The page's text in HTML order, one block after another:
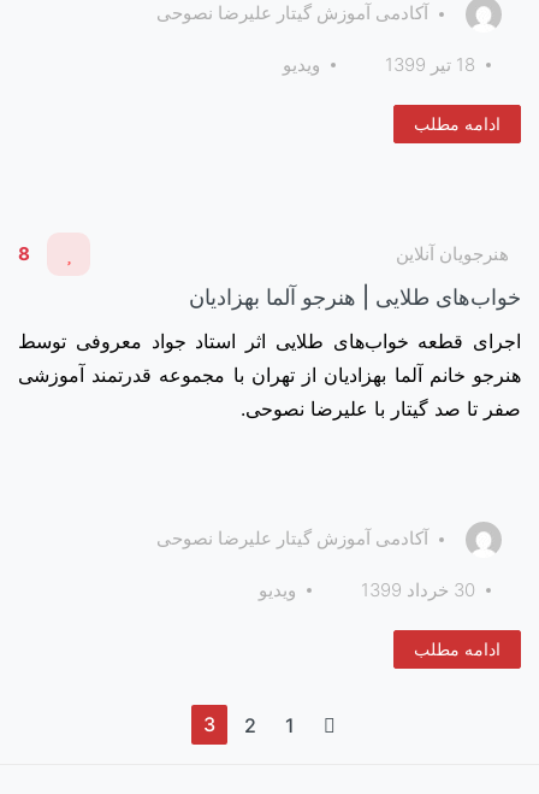
آکادمی آموزش گیتار علیرضا نصوحی
18 تیر 1399 ویدیو
ادامه مطلب
هنرجویان آنلاین 8
خواب‌های طلایی | هنرجو آلما بهزادیان
اجرای قطعه خواب‌های طلایی اثر استاد جواد معروفی توسط
هنرجو خانم آلما بهزادیان از تهران با مجموعه قدرتمند آموزشی
صفر تا صد گیتار با علیرضا نصوحی.
آکادمی آموزش گیتار علیرضا نصوحی
30 خرداد 1399 ویدیو
ادامه مطلب
1
2
3